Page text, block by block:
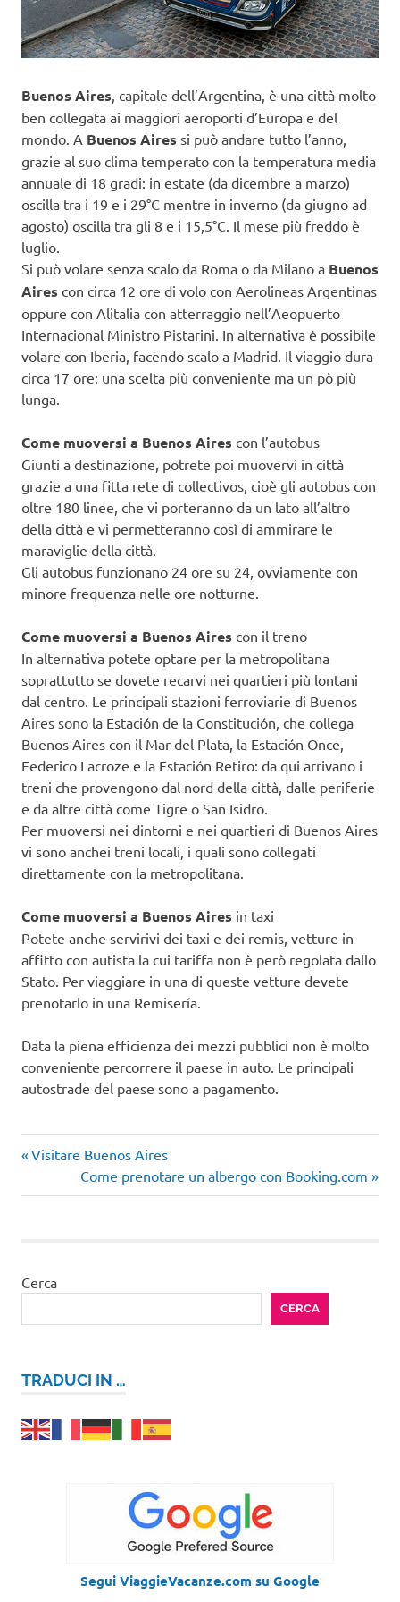
Buenos Aires , capitale dell’Argentina, è una città molto
ben collegata ai maggiori aeroporti d’Europa e del
mondo. A Buenos Aires si può andare tutto l’anno,
grazie al suo clima temperato con la temperatura media
annuale di 18 gradi: in estate (da dicembre a marzo)
oscilla tra i 19 e i 29°C mentre in inverno (da giugno ad
agosto) oscilla tra gli 8 e i 15,5°C. Il mese più freddo è
luglio.
Si può volare senza scalo da Roma o da Milano a Buenos
Aires con circa 12 ore di volo con Aerolineas Argentinas
oppure con Alitalia con atterraggio nell’Aeopuerto
Internacional Ministro Pistarini. In alternativa è possibile
volare con Iberia, facendo scalo a Madrid. Il viaggio dura
circa 17 ore: una scelta più conveniente ma un pò più
lunga.
Come muoversi a Buenos Aires con l’autobus
Giunti a destinazione, potrete poi muovervi in città
grazie a una fitta rete di collectivos, cioè gli autobus con
oltre 180 linee, che vi porteranno da un lato all’altro
della città e vi permetteranno così di ammirare le
maraviglie della città.
Gli autobus funzionano 24 ore su 24, ovviamente con
minore frequenza nelle ore notturne.
Come muoversi a Buenos Aires con il treno
In alternativa potete optare per la metropolitana
soprattutto se dovete recarvi nei quartieri più lontani
dal centro. Le principali stazioni ferroviarie di Buenos
Aires sono la Estación de la Constitución, che collega
Buenos Aires con il Mar del Plata, la Estación Once,
Federico Lacroze e la Estación Retiro: da qui arrivano i
treni che provengono dal nord della città, dalle periferie
e da altre città come Tigre o San Isidro.
Per muoversi nei dintorni e nei quartieri di Buenos Aires
vi sono anchei treni locali, i quali sono collegati
direttamente con la metropolitana.
Come muoversi a Buenos Aires in taxi
Potete anche servirivi dei taxi e dei remis, vetture in
affitto con autista la cui tariffa non è però regolata dallo
Stato. Per viaggiare in una di queste vetture devete
prenotarlo in una Remisería.
Data la piena efficienza dei mezzi pubblici non è molto
conveniente percorrere il paese in auto. Le principali
autostrade del paese sono a pagamento.
Navigazione
articoli
Articolo
precedente:
Visitare Buenos Aires
Articolo
successivo:
Come prenotare un albergo con Booking.com
Cerca
CERCA
TRADUCI IN …
Segui ViaggieVacanze.com su Google